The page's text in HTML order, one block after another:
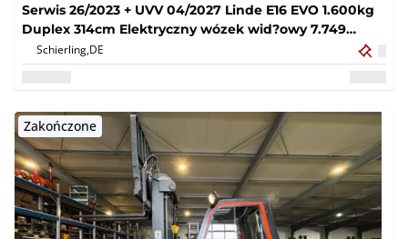
Serwis 26/2023 + UVV 04/2027 Linde E16 EVO 1.600kg
Duplex 314cm Elektryczny wózek wid?owy 7.749
godzin
Schierling,DE
Zakończone